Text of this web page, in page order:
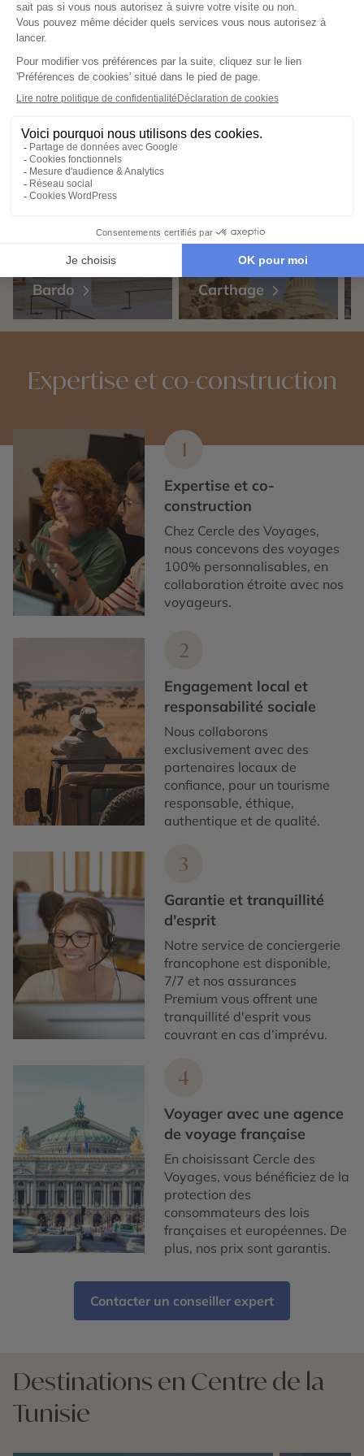
Musée du
Bardo
Carthage
Expertise et co-construction
1
Expertise et co-
construction
Chez Cercle des Voyages,
nous concevons des voyages
100% personnalisables, en
collaboration étroite avec nos
voyageurs.
2
Engagement local et
responsabilité sociale
Nous collaborons
exclusivement avec des
partenaires locaux de
confiance, pour un tourisme
responsable, éthique,
authentique et de qualité.
3
Garantie et tranquillité
d'esprit
Notre service de conciergerie
francophone est disponible,
7/7 et nos assurances
Premium vous offrent une
tranquillité d'esprit vous
couvrant en cas d’imprévu.
4
Voyager avec une agence
de voyage française
En choisissant Cercle des
Voyages, vous bénéficiez de la
protection des
consommateurs des lois
françaises et européennes. De
plus, nos prix sont garantis.
Contacter un conseiller expert
Destinations en Centre de la
Tunisie